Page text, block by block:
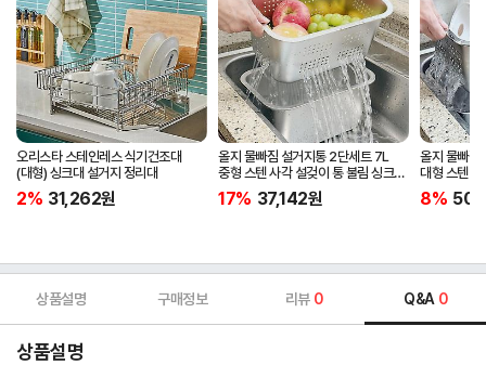
오리스타 스테인레스 식기건조대
(대형) 싱크대 설거지 정리대
2% 31,262원
올지 물빠짐 설거지통 2단세트 7L
중형 스텐 사각 설겆이 통 불림 싱크대
스테인레스 304 주방 키친
17% 37,142원
올지 물빠짐
대형 스텐
스테인레스
8%
상품설명 구매정보 리뷰 0 Q&A 0
상품설명